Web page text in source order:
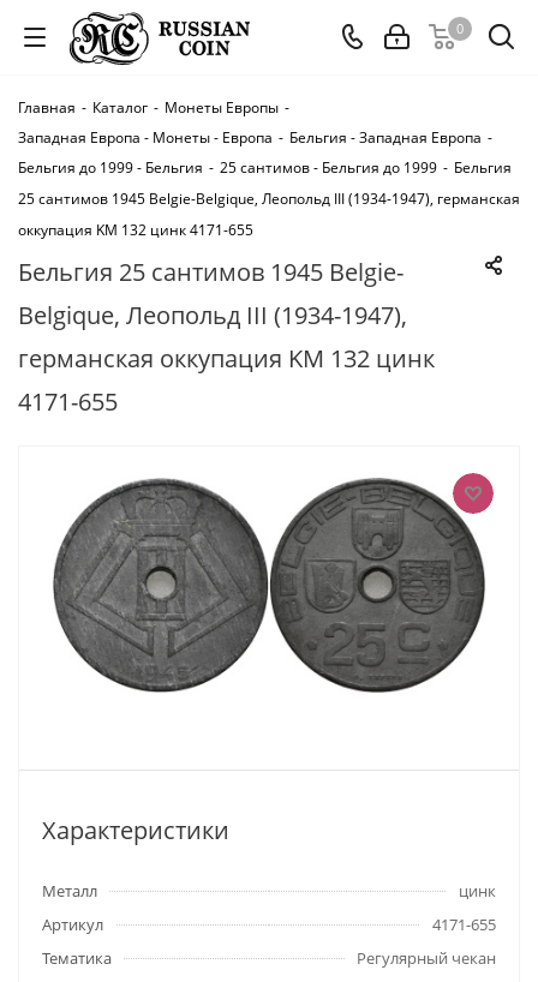
0
Главная - Каталог - Монеты Европы -
Западная Европа - Монеты - Европа - Бельгия - Западная Европа -
Бельгия до 1999 - Бельгия - 25 сантимов - Бельгия до 1999 - Бельгия
25 сантимов 1945 Belgie-Belgique, Леопольд III (1934-1947), германская
оккупация KM 132 цинк 4171-655
Бельгия 25 сантимов 1945 Belgie-
Belgique, Леопольд III (1934-1947),
германская оккупация KM 132 цинк
4171-655
Характеристики
Металл
цинк
Артикул
4171-655
Тематика
Регулярный чекан